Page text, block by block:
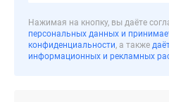
Москве
Программа
Нажимая на кнопку, вы даёте
персональных данных и
конфиденциальности, а также
информационных и рекламных